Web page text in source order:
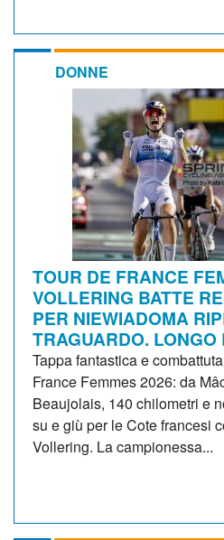
DONNE
TOUR DE FRANCE
VOLLERING BATTE
PER NIEWIADOMA
TRAGUARDO.
Tappa fantastica e
France Femmes 2026: da
Beaujolais, 140 chilometri e
su e giù per le Cote francesi
Vollering. La campionessa...